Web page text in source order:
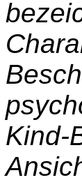
Kind-